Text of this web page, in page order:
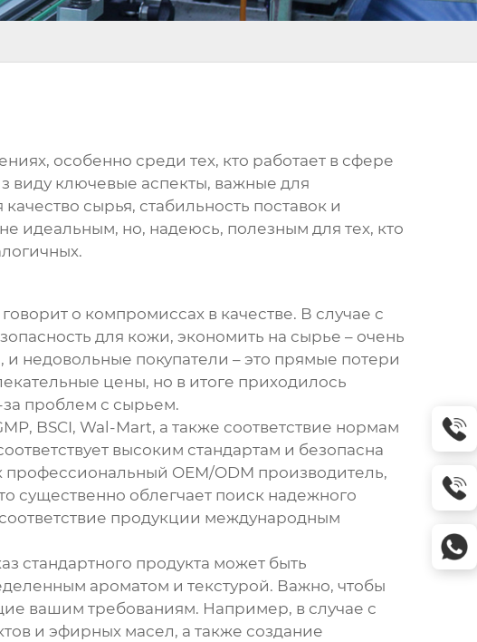
особенно среди тех, кто работает в сфере
виду ключевые аспекты, важные для
сырья, стабильность поставок и
идеальным, но, надеюсь, полезным для тех, кто
о компромиссах в качестве. В случае с
для кожи, экономить на сырье – очень
недовольные покупатели – это прямые потери
цены, но в итоге приходилось
за проблем с сырьем.
BSCI, Wal-Mart, а также соответствие нормам
высоким стандартам и безопасна
OEM/ODM производитель,
существенно облегчает поиск надежного
продукции международным
стандартного продукта может быть
ароматом и текстурой. Важно, чтобы
вашим требованиям. Например, в случае с
и эфирных масел, а также создание